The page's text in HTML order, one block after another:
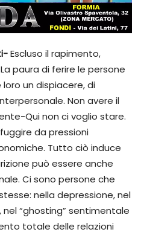
Escluso il rapimento,
paura di ferire le persone
loro un dispiacere, di
Non avere il
Qui non ci voglio stare.
da pressioni
Tutto ciò induce
può essere anche
Ci sono persone che
nella depressione, nel
nel “ghosting” sentimentale
totale delle relazioni